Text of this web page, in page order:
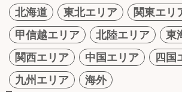
北海道 東北エリア
関東エリ
甲信越エリア
北陸エリア
東
関西エリア
中国エリア
四国
九州エリア
海外